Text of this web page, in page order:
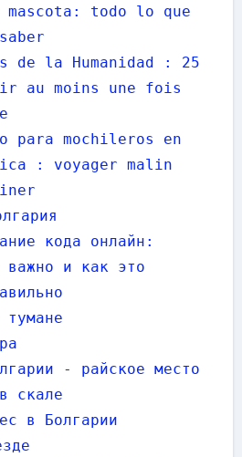
todo lo que
de la Humanidad : 25
au moins une fois
para mochileros en
: voyager malin
кода онлайн:
важно и как это
тумане
- райское место
скале
в Болгарии